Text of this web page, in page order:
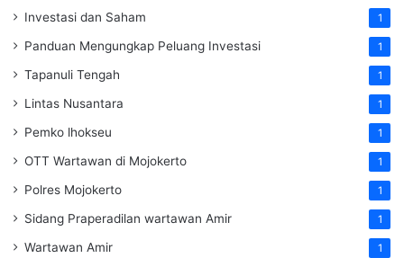
Investasi dan Saham 1
Panduan Mengungkap Peluang Investasi 1
Tapanuli Tengah 1
Lintas Nusantara 1
Pemko lhokseu 1
OTT Wartawan di Mojokerto 1
Polres Mojokerto 1
Sidang Praperadilan wartawan Amir 1
Wartawan Amir 1